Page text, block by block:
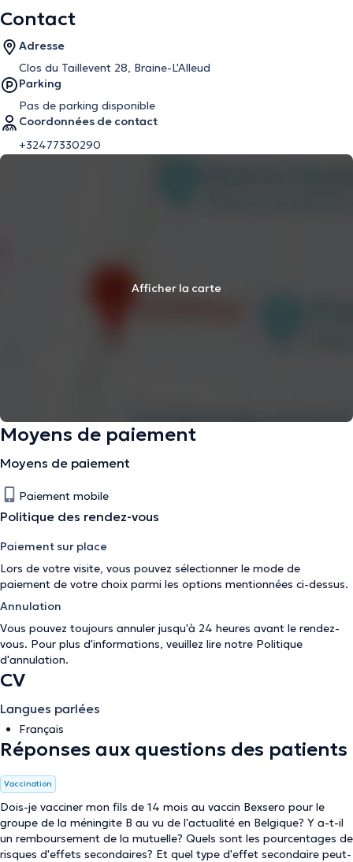
Contact
Adresse
Clos du Taillevent 28, Braine-L'Alleud
Parking
Pas de parking disponible
Coordonnées de contact
+32477330290
Afficher la carte
Moyens de paiement
Moyens de paiement
Paiement mobile
Politique des rendez-vous
Paiement sur place
Lors de votre visite, vous pouvez sélectionner le mode de
paiement de votre choix parmi les options mentionnées ci-dessus.
Annulation
Vous pouvez toujours annuler jusqu'à 24 heures avant le rendez-
vous. Pour plus d'informations, veuillez lire notre Politique
d'annulation.
CV
Langues parlées
Français
Réponses aux questions des patients
Vaccination
Dois-je vacciner mon fils de 14 mois au vaccin Bexsero pour le
groupe de la méningite B au vu de l'actualité en Belgique? Y a-t-il
un remboursement de la mutuelle? Quels sont les pourcentages de
risques d'effets secondaires? Et quel type d'effet secondaire peut-